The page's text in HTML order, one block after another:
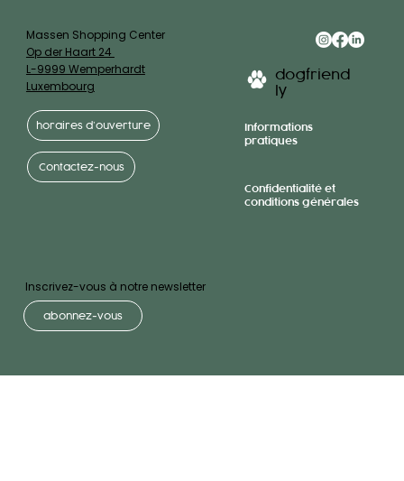
Inscrivez-vous à notre newsletter
abonnez-vous
dogfriend
ly
Informations
pratiques
Confidentialité et
conditions générales
Massen Shopping Center
Op der Haart 24
L-9999 Wemperhardt
Luxembourg
horaires d’ouverture
Contactez-nous